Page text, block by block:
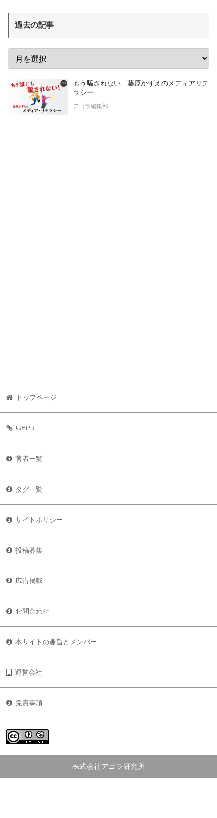
過去の記事
もう騙されない 藤原かずえのメディアリテ
ラシー
アゴラ編集部
トップページ
GEPR
著者一覧
タグ一覧
サイトポリシー
投稿募集
広告掲載
お問合わせ
本サイトの趣旨とメンバー
運営会社
免責事項
株式会社アゴラ研究所